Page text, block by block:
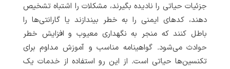
جزئیات حیاتی را نادیده بگیرند، مشکلات را اشتباه تشخیص
دهند، کدهای ایمنی را به خطر بیندازند یا گارانتی‌ها را
باطل کنند که منجر به نگهداری معیوب و افزایش خطر
حوادث می‌شود. گواهینامه مناسب و آموزش مداوم برای
تکنسین‌ها حیاتی است. از این رو استفاده از خدمات یک